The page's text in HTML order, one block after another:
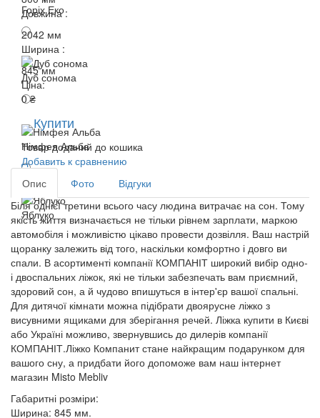
Горіх Еко
Дуб сонома
Німфея Альба
Яблуко
Довжина :
2042 мм
Ширина :
845 мм
Ціна:
0 ₴
Купити
Товар доданий до кошика
Добавить к сравнению
Опис
Фото
Відгуки
Біля однієї третини всього часу людина витрачає на сон. Тому
якість життя визначається не тільки рівнем зарплати, маркою
автомобіля і можливістю цікаво провести дозвілля. Ваш настрій
щоранку залежить від того, наскільки комфортно і довго ви
спали. В асортименті компанії КОМПАНІТ широкий вибір одно-
і двоспальних ліжок, які не тільки забезпечать вам приємний,
здоровий сон, а й чудово впишуться в інтер'єр вашої спальні.
Для дитячої кімнати можна підібрати двоярусне ліжко з
висувними ящиками для зберігання речей. Ліжка купити в Києві
або Україні можливо, звернувшись до дилерів компанії
КОМПАНІТ.Ліжко Компанит стане найкращим подарунком для
вашого сну, а придбати його допоможе вам наш інтернет
магазин Misto Mebliv
Габаритні розміри:
Ширина: 845 мм.